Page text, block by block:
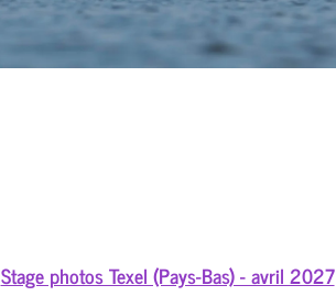
Stage photos Texel (Pays-Bas) - avril 2027